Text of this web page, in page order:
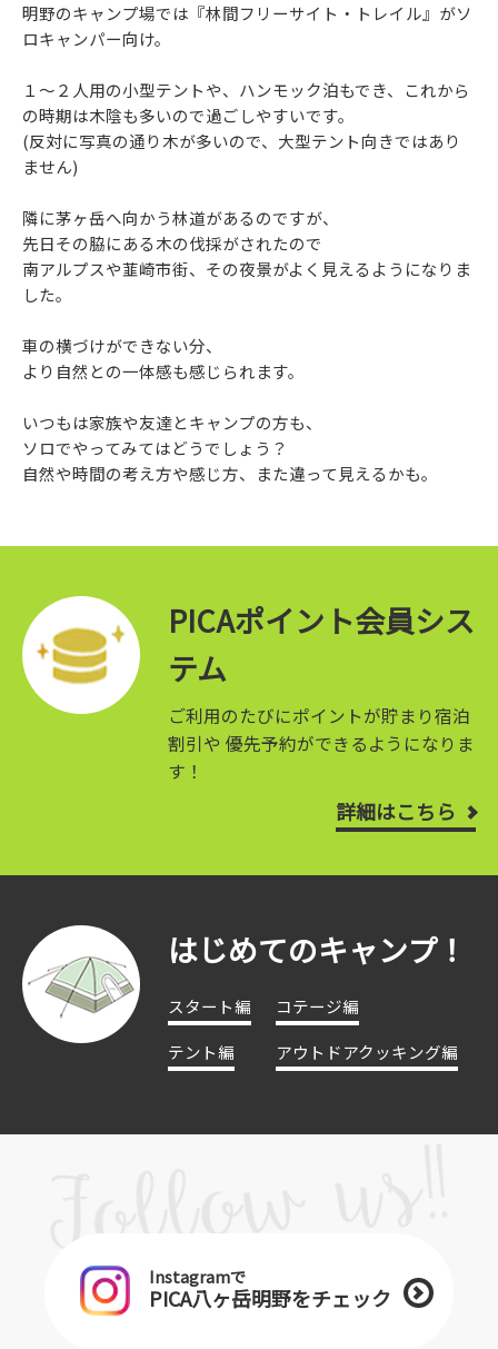
明野のキャンプ場では『林間フリーサイト・トレイル』がソ
ロキャンパー向け。
１～２人用の小型テントや、ハンモック泊もでき、これから
の時期は木陰も多いので過ごしやすいです。
(反対に写真の通り木が多いので、大型テント向きではあり
ません)
隣に茅ヶ岳へ向かう林道があるのですが、
先日その脇にある木の伐採がされたので
南アルプスや韮崎市街、その夜景がよく見えるようになりま
した。
車の横づけができない分、
より自然との一体感も感じられます。
いつもは家族や友達とキャンプの方も、
ソロでやってみてはどうでしょう？
自然や時間の考え方や感じ方、また違って見えるかも。
PICAポイント会員シス
テム
ご利用のたびにポイントが貯まり宿泊
割引や 優先予約ができるようになりま
す！
詳細はこちら
はじめてのキャンプ！
スタート編
コテージ編
テント編
アウトドアクッキング編
Instagramで
PICA八ヶ岳明野をチェック